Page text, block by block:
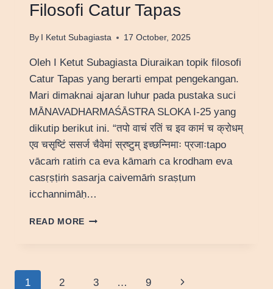
Filosofi Catur Tapas
By I Ketut Subagiasta 17 October, 2025
Oleh I Ketut Subagiasta Diuraikan topik filosofi
Catur Tapas yang berarti empat pengekangan.
Mari dimaknai ajaran luhur pada pustaka suci
MĀNAVADHARMAŚĀSTRA SLOKA I-25 yang
dikutip berikut ini. “तपो वाचं रतिं च इव कामं च क्रोधम्
एव चसृष्टिं ससर्ज चैवेमां स्रष्टुम् इच्छन्निमाः प्रजाःtapo
vācaṁ ratiṁ ca eva kāmaṁ ca krodham eva
casṛṣṭiṁ sasarja caivemāṁ sraṣṭum
icchannimāḥ…
READ MORE FILOSOFI
Page
1 2 3 … 9
Next